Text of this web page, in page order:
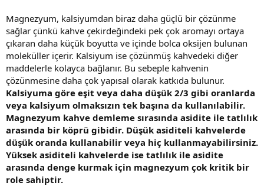
Magnezyum, kalsiyumdan biraz daha güçlü bir çözünme
sağlar çünkü kahve çekirdeğindeki pek çok aromayı ortaya
çıkaran daha küçük boyutta ve içinde bolca oksijen bulunan
moleküller içerir. Kalsiyum ise çözünmüş kahvedeki diğer
maddelerle kolayca bağlanır. Bu sebeple kahvenin
çözünmesine daha çok yapısal olarak katkıda bulunur.
Kalsiyuma göre eşit veya daha düşük 2/3 gibi oranlarda
veya kalsiyum olmaksızın tek başına da kullanılabilir.
Magnezyum kahve demleme sırasında asidite ile tatlılık
arasında bir köprü gibidir. Düşük asiditeli kahvelerde
düşük oranda kullanabilir veya hiç kullanmayabilirsiniz.
Yüksek asiditeli kahvelerde ise tatlılık ile asidite
arasında denge kurmak için magnezyum çok kritik bir
role sahiptir.